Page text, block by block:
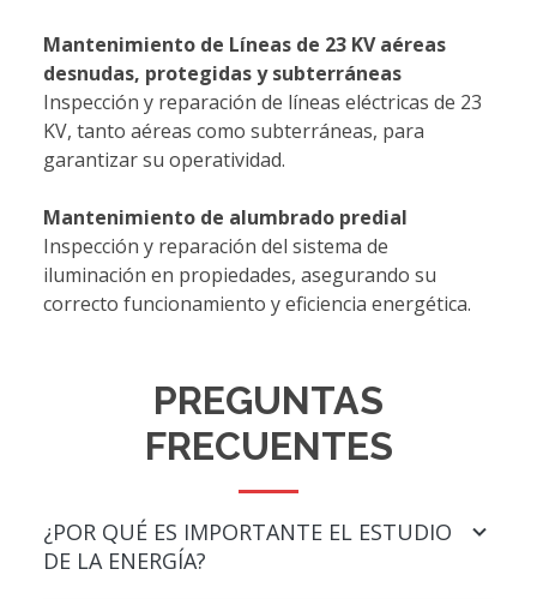
Mantenimiento de Líneas de 23 KV aéreas
desnudas, protegidas y subterráneas
Inspección y reparación de líneas eléctricas de 23
KV, tanto aéreas como subterráneas, para
garantizar su operatividad.
Mantenimiento de alumbrado predial
Inspección y reparación del sistema de
iluminación en propiedades, asegurando su
correcto funcionamiento y eficiencia energética.
PREGUNTAS
FRECUENTES
¿POR QUÉ ES IMPORTANTE EL ESTUDIO
DE LA ENERGÍA?